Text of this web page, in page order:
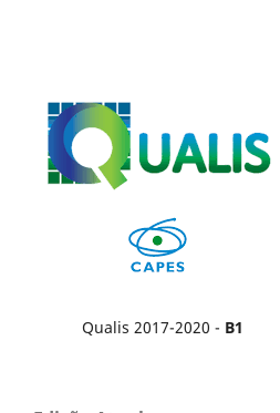
Qualis 2017-2020 - B1